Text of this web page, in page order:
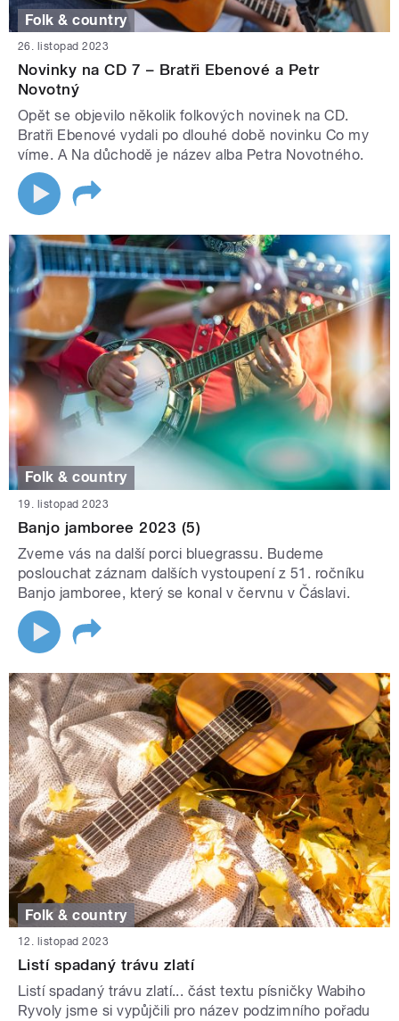
Folk & country
26. listopad 2023
Novinky na CD 7 – Bratři Ebenové a Petr
Novotný
Opět se objevilo několik folkových novinek na CD.
Bratři Ebenové vydali po dlouhé době novinku Co my
víme. A Na důchodě je název alba Petra Novotného.
Folk & country
19. listopad 2023
Banjo jamboree 2023 (5)
Zveme vás na další porci bluegrassu. Budeme
poslouchat záznam dalších vystoupení z 51. ročníku
Banjo jamboree, který se konal v červnu v Čáslavi.
Folk & country
12. listopad 2023
Listí spadaný trávu zlatí
Listí spadaný trávu zlatí... část textu písničky Wabiho
Ryvoly jsme si vypůjčili pro název podzimního pořadu